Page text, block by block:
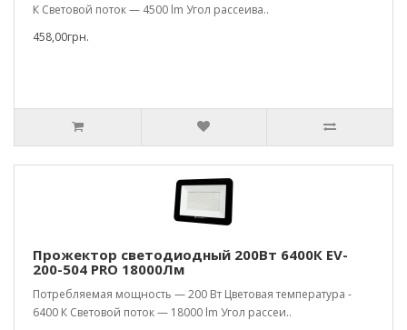
К Световой поток — 4500 lm Угол рассеива..
458,00грн.
Прожектор светодиодный 200Вт 6400К EV-
200-504 PRO 18000Лм
Потребляемая мощность — 200 Вт Цветовая температура -
6400 К Световой поток — 18000 lm Угол рассеи..